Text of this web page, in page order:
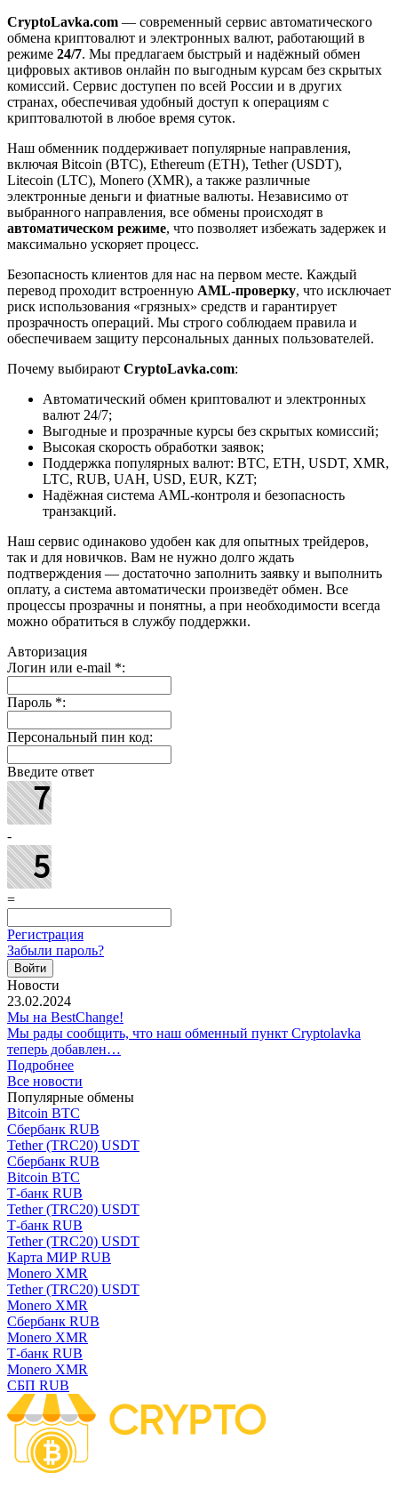
CryptoLavka.com — современный сервис автоматического
обмена криптовалют и электронных валют, работающий в
режиме 24/7. Мы предлагаем быстрый и надёжный обмен
цифровых активов онлайн по выгодным курсам без скрытых
комиссий. Сервис доступен по всей России и в других
странах, обеспечивая удобный доступ к операциям с
криптовалютой в любое время суток.
Наш обменник поддерживает популярные направления,
включая Bitcoin (BTC), Ethereum (ETH), Tether (USDT),
Litecoin (LTC), Monero (XMR), а также различные
электронные деньги и фиатные валюты. Независимо от
выбранного направления, все обмены происходят в
автоматическом режиме, что позволяет избежать задержек и
максимально ускоряет процесс.
Безопасность клиентов для нас на первом месте. Каждый
перевод проходит встроенную AML-проверку, что исключает
риск использования «грязных» средств и гарантирует
прозрачность операций. Мы строго соблюдаем правила и
обеспечиваем защиту персональных данных пользователей.
Почему выбирают CryptoLavka.com:
Автоматический обмен криптовалют и электронных
валют 24/7;
Выгодные и прозрачные курсы без скрытых комиссий;
Высокая скорость обработки заявок;
Поддержка популярных валют: BTC, ETH, USDT, XMR,
LTC, RUB, UAH, USD, EUR, KZT;
Надёжная система AML-контроля и безопасность
транзакций.
Наш сервис одинаково удобен как для опытных трейдеров,
так и для новичков. Вам не нужно долго ждать
подтверждения — достаточно заполнить заявку и выполнить
оплату, а система автоматически произведёт обмен. Все
процессы прозрачны и понятны, а при необходимости всегда
можно обратиться в службу поддержки.
Авторизация
Логин или e-mail *:
Пароль *:
Персональный пин код:
Введите ответ
-
=
Регистрация
Забыли пароль?
Новости
23.02.2024
Мы на BestChange!
Мы рады сообщить, что наш обменный пункт Cryptolavka
теперь добавлен…
Подробнее
Все новости
Популярные обмены
Bitcoin BTC
Сбербанк RUB
Tether (TRC20) USDT
Сбербанк RUB
Bitcoin BTC
Т-банк RUB
Tether (TRC20) USDT
Т-банк RUB
Tether (TRC20) USDT
Карта МИР RUB
Monero XMR
Tether (TRC20) USDT
Monero XMR
Сбербанк RUB
Monero XMR
Т-банк RUB
Monero XMR
СБП RUB